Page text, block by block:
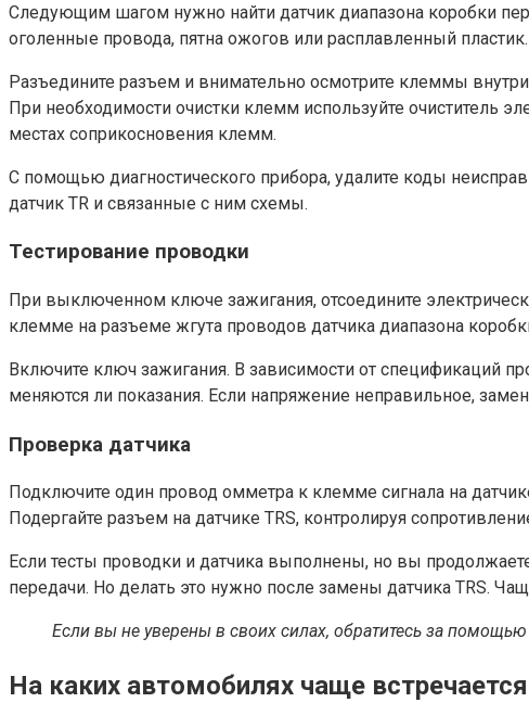
Следующим шагом нужно найти датчик диапазона коробки
оголенные провода, пятна ожогов или расплавленный пластик.
Разъедините разъем и внимательно осмотрите клеммы
При необходимости очистки клемм используйте очиститель
местах соприкосновения клемм.
С помощью диагностического прибора, удалите коды
датчик TR и связанные с ним схемы.
Тестирование проводки
При выключенном ключе зажигания, отсоедините
клемме на разъеме жгута проводов датчика диапазона
Включите ключ зажигания. В зависимости от спецификаций
меняются ли показания. Если напряжение неправильное,
Проверка датчика
Подключите один провод омметра к клемме сигнала на
Подергайте разъем на датчике TRS, контролируя
Если тесты проводки и датчика выполнены, но вы
передачи. Но делать это нужно после замены датчика TRS.
Если вы не уверены в своих силах, обратитесь за
На каких автомобилях чаще